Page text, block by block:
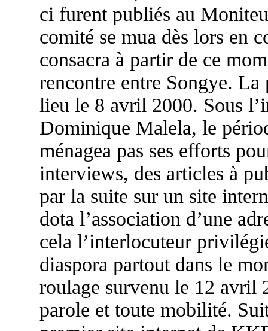
ci furent publiés au
comité se mua dès lors en
consacra à partir de ce
rencontre entre Songye.
lieu le 8 avril 2000. Sous
Dominique Malela, le
ménagea pas ses efforts
interviews, des articles à
par la suite sur un site
dota l’association d’une
cela l’interlocuteur
diaspora partout dans le
roulage survenu le 12 avril
parole et toute mobilité.